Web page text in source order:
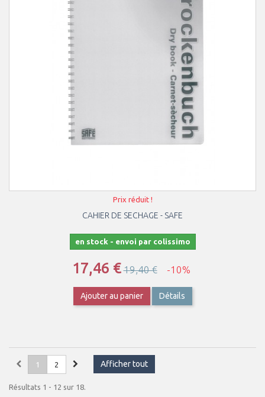
Prix réduit !
CAHIER DE SECHAGE - SAFE
en stock - envoi par colissimo
17,46 €19,40 € -10%
Ajouter au panier Détails
Afficher tout
1 2
Résultats 1 - 12 sur 18.